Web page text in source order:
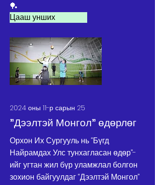
🏓
Цааш унших
2024 оны 11-р сарын 25
"Дээлтэй Монгол" өдөрлөг
Орхон Их Сургууль нь “Бүгд
Найрамдах Улс тунхагласан өдөр”-
ийг угтан жил бүр уламжлал болгон
зохион байгуулдаг “Дээлтэй Монгол”